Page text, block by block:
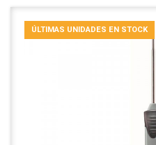
ÚLTIMAS UNIDADES EN STOCK